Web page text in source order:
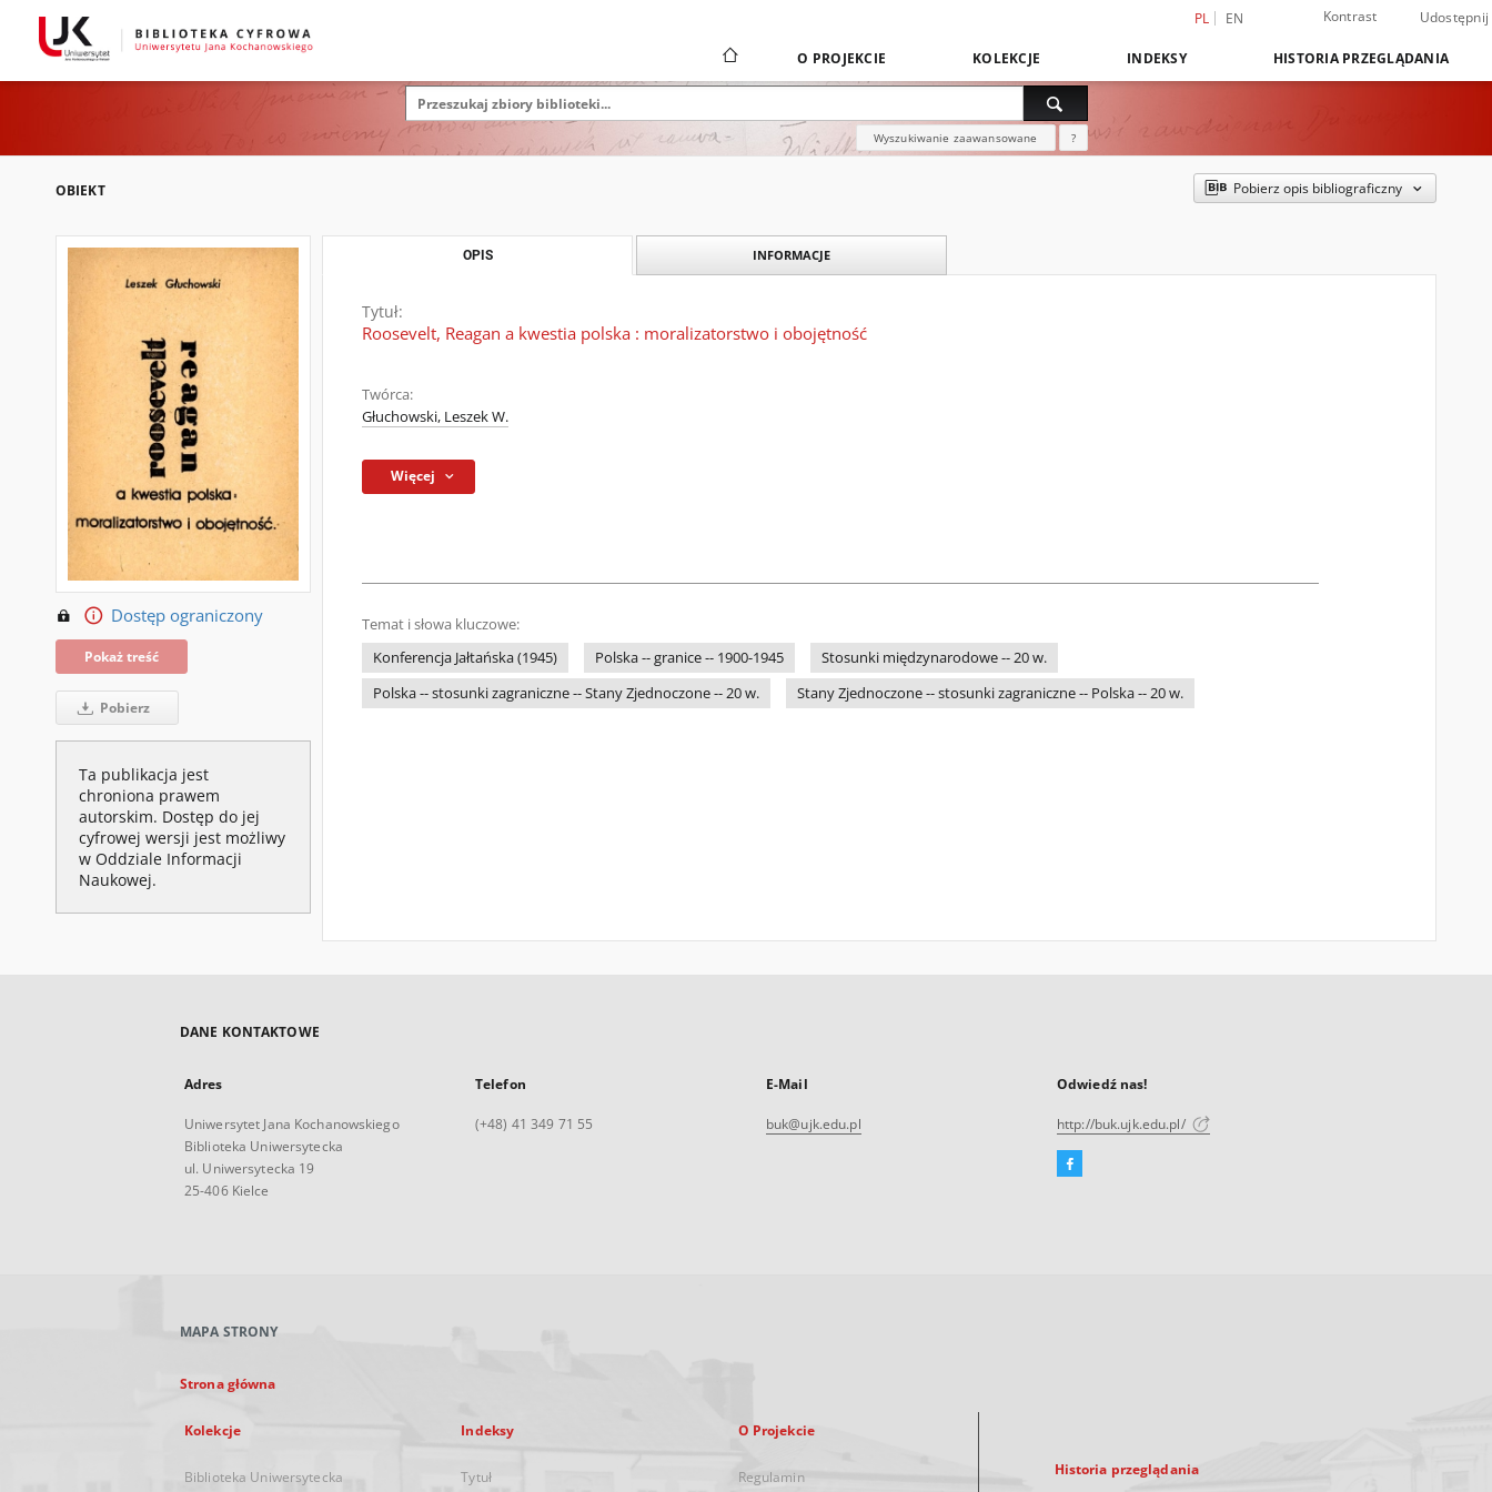
PL EN Kontrast Udostępnij
O PROJEKCIE KOLEKCJE INDEKSY HISTORIA PRZEGLĄDANIA
Wyszukiwanie zaawansowane ?
OBIEKT Pobierz opis bibliograficzny
Dostęp ograniczony
Pokaż treść
Pobierz
Ta publikacja jest
chroniona prawem
autorskim. Dostęp do jej
cyfrowej wersji jest możliwy
w Oddziale Informacji
Naukowej.
OPIS INFORMACJE
Tytuł:
Roosevelt, Reagan a kwestia polska : moralizatorstwo i obojętność
Twórca:
Głuchowski, Leszek W.
Więcej
Temat i słowa kluczowe:
Konferencja Jałtańska (1945)
Polska -- granice -- 1900-1945
Stosunki międzynarodowe -- 20 w.
Polska -- stosunki zagraniczne -- Stany Zjednoczone -- 20 w.
Stany Zjednoczone -- stosunki zagraniczne -- Polska -- 20 w.
DANE KONTAKTOWE
Adres
Uniwersytet Jana Kochanowskiego
Biblioteka Uniwersytecka
ul. Uniwersytecka 19
25-406 Kielce
Telefon
(+48) 41 349 71 55
E-Mail
buk@ujk.edu.pl
Odwiedź nas!
http://buk.ujk.edu.pl/
Facebook
MAPA STRONY
Strona główna
Kolekcje
Biblioteka Uniwersytecka
Indeksy
Tytuł
O Projekcie
Regulamin Historia przeglądania